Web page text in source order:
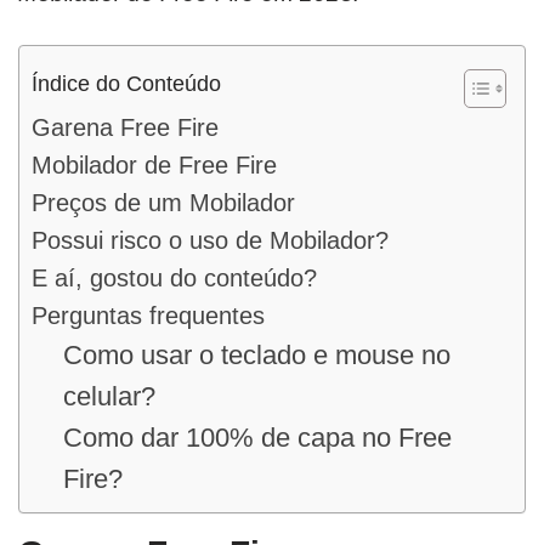
Índice do Conteúdo
Garena Free Fire
Mobilador de Free Fire
Preços de um Mobilador
Possui risco o uso de Mobilador?
E aí, gostou do conteúdo?
Perguntas frequentes
Como usar o teclado e mouse no
celular?
Como dar 100% de capa no Free
Fire?